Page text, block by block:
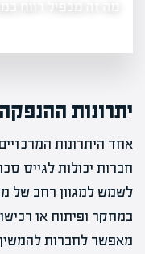
מה זה דוח כספי
יתרונות
אחד היתרונות
חברות יכולות לגייס
לשמש למגוון רחב של
במחקר ופיתוח או
מאפשר לחברות